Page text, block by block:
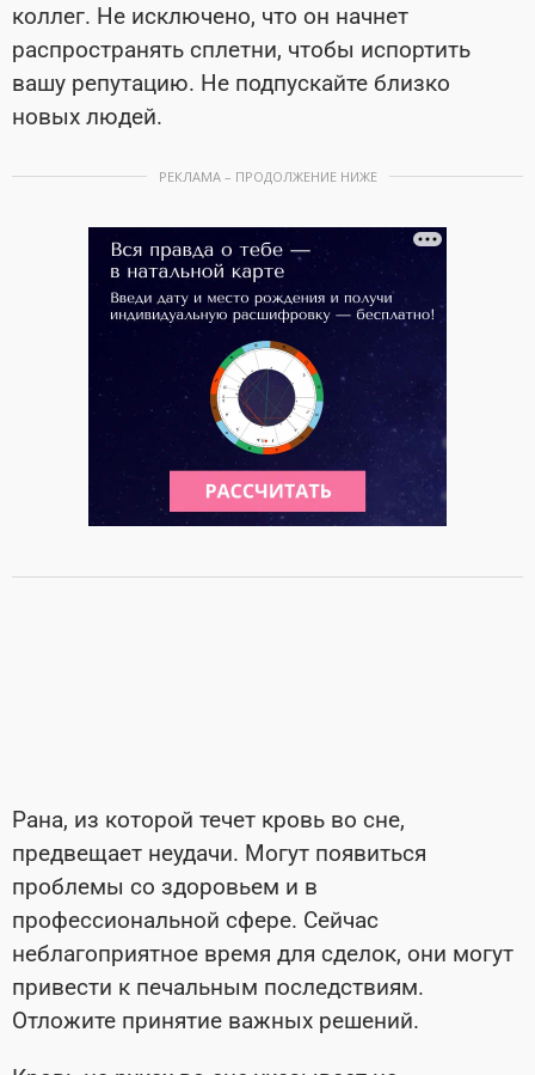
коллег. Не исключено, что он начнет
распространять сплетни, чтобы испортить
вашу репутацию. Не подпускайте близко
новых людей.
РЕКЛАМА – ПРОДОЛЖЕНИЕ НИЖЕ
Рана, из которой течет кровь во сне,
предвещает неудачи. Могут появиться
проблемы со здоровьем и в
профессиональной сфере. Сейчас
неблагоприятное время для сделок, они могут
привести к печальным последствиям.
Отложите принятие важных решений.